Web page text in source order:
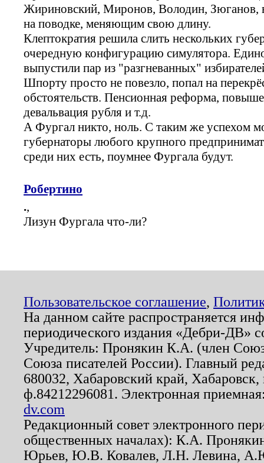
Жириновский, Миронов, Володин, Зюганов,
на поводке, меняющим свою длину.
Клептократия решила слить нескольких
очередную конфигурацию симулятора.
выпустили пар из "разгневанных"
Шпорту просто не повезло, попал на
обстоятельств. Пенсионная реформа,
девальвация рубля и т.д.
А Фургал никто, ноль. С таким же успехом
губернаторы любого крупного
среди них есть, поумнее Фургала будут.
Робертино
.,
Лизун Фургала что-ли?
Пользовательское соглашение,
На данном сайте распространяется
периодического издания «Дебри-ДВ»
Учредитель: Пронякин К.А. (член
Союза писателей России). Главный
680032, Хабаровский край,
ф.84212296081. Электронная
dv.com
Редакционный совет электронного
общественных началах): К.А.
Юрьев, Ю.В. Ковалев, Л.Н. Левина,